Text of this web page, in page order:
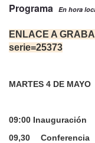
Programa En hora
ENLACE A
serie=25373
MARTES 4 DE MAYO
09:00 Inauguración
09,30